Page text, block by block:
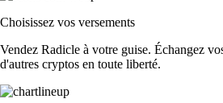
Choisissez vos versements
Vendez Radicle à votre guise. Échangez
d'autres cryptos en toute liberté.